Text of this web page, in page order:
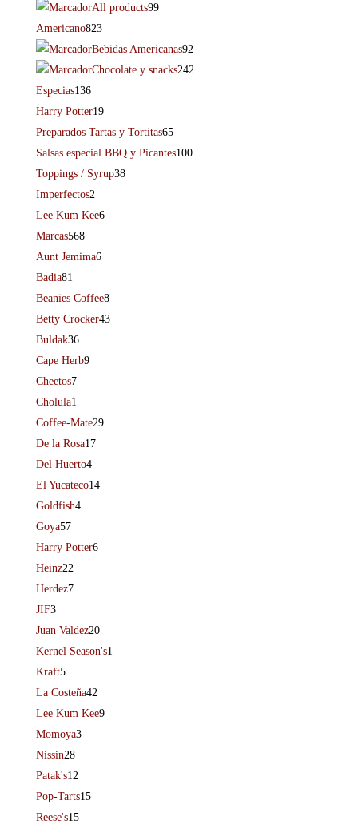
All products99
Americano823
Bebidas Americanas92
Chocolate y snacks242
Especias136
Harry Potter19
Preparados Tartas y Tortitas65
Salsas especial BBQ y Picantes100
Toppings / Syrup38
Imperfectos2
Lee Kum Kee6
Marcas568
Aunt Jemima6
Badia81
Beanies Coffee8
Betty Crocker43
Buldak36
Cape Herb9
Cheetos7
Cholula1
Coffee-Mate29
De la Rosa17
Del Huerto4
El Yucateco14
Goldfish4
Goya57
Harry Potter6
Heinz22
Herdez7
JIF3
Juan Valdez20
Kernel Season's1
Kraft5
La Costeña42
Lee Kum Kee9
Momoya3
Nissin28
Patak's12
Pop-Tarts15
Reese's15